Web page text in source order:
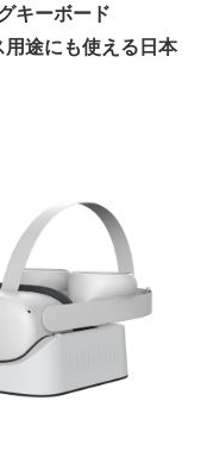
キーボード
途にも使える日本